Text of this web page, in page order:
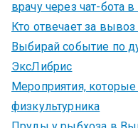
врачу через чат-бота в
Кто отвечает за
Выбирай событие по
ЭксЛибрис
Мероприятия,
физкультурника